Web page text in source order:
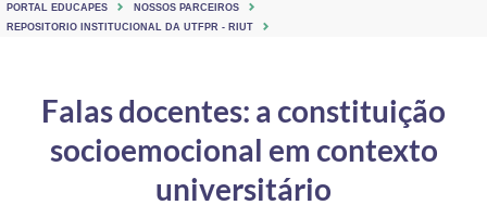
Ministério do Turismo
Controladoria-Geral da União
PORTAL EDUCAPES
NOSSOS PARCEIROS
REPOSITORIO INSTITUCIONAL DA UTFPR - RIUT
Falas docentes: a constituição
socioemocional em contexto
universitário